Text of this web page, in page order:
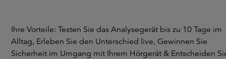
Ihre Vorteile: Testen Sie das Analysegerät bis zu 10 Tage im
Alltag, Erleben Sie den Unterschied live, Gewinnen Sie
Sicherheit im Umgang mit Ihrem Hörgerät & Entscheiden